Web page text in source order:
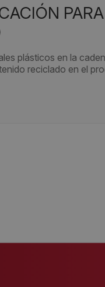
plásticos en la
reciclado en el